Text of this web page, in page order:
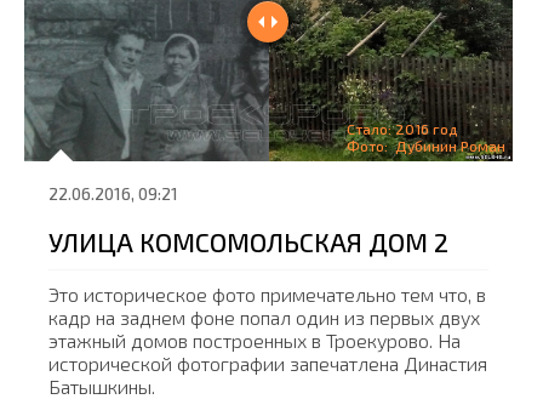
Стало: 2016 год
Фото: Дубинин Роман
22.06.2016, 09:21
УЛИЦА КОМСОМОЛЬСКАЯ ДОМ 2
Это историческое фото примечательно тем что, в
кадр на заднем фоне попал один из первых двух
этажный домов построенных в Троекурово. На
исторической фотографии запечатлена Династия
Батышкины.